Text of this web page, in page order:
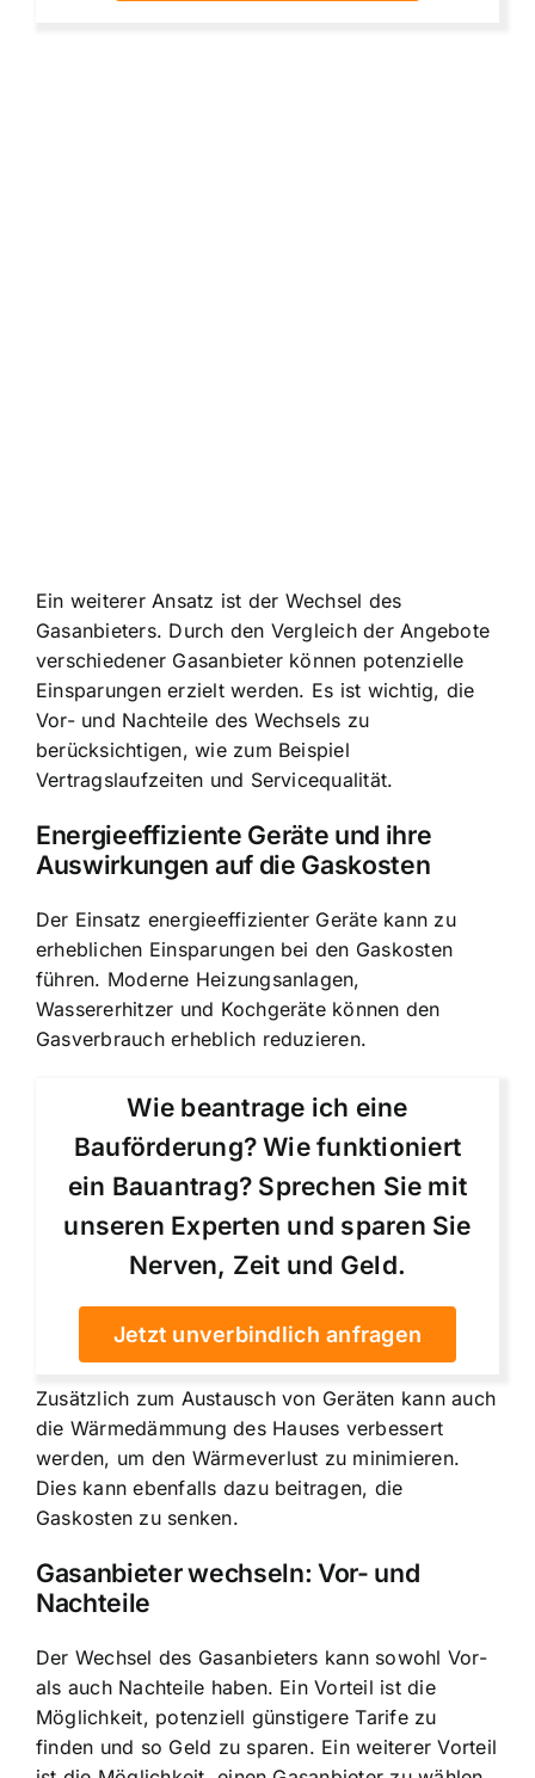
Ein weiterer Ansatz ist der Wechsel des
Gasanbieters. Durch den Vergleich der Angebote
verschiedener Gasanbieter können potenzielle
Einsparungen erzielt werden. Es ist wichtig, die
Vor- und Nachteile des Wechsels zu
berücksichtigen, wie zum Beispiel
Vertragslaufzeiten und Servicequalität.
Energieeffiziente Geräte und ihre
Auswirkungen auf die Gaskosten
Der Einsatz energieeffizienter Geräte kann zu
erheblichen Einsparungen bei den Gaskosten
führen. Moderne Heizungsanlagen,
Wassererhitzer und Kochgeräte können den
Gasverbrauch erheblich reduzieren.
Wie beantrage ich eine
Bauförderung? Wie funktioniert
ein Bauantrag? Sprechen Sie mit
unseren Experten und sparen Sie
Nerven, Zeit und Geld.
Jetzt unverbindlich anfragen
Zusätzlich zum Austausch von Geräten kann auch
die Wärmedämmung des Hauses verbessert
werden, um den Wärmeverlust zu minimieren.
Dies kann ebenfalls dazu beitragen, die
Gaskosten zu senken.
Gasanbieter wechseln: Vor- und
Nachteile
Der Wechsel des Gasanbieters kann sowohl Vor-
als auch Nachteile haben. Ein Vorteil ist die
Möglichkeit, potenziell günstigere Tarife zu
finden und so Geld zu sparen. Ein weiterer Vorteil